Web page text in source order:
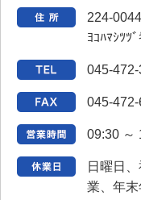
224-
ﾖｺﾊﾏｼﾂﾂ
045-472-
045-
09:30 ～
日曜日
業、年